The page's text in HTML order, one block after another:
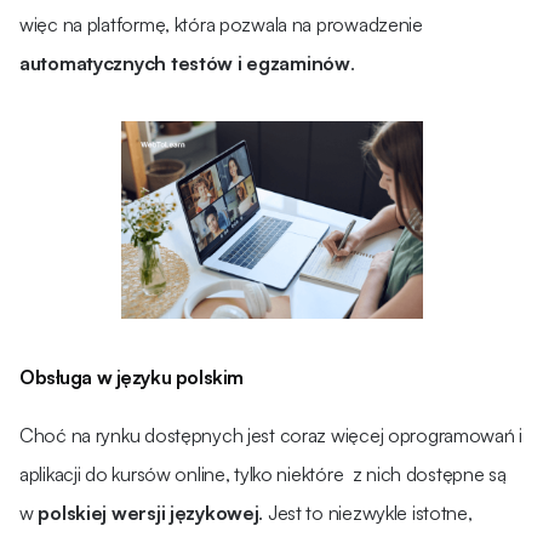
więc na platformę, która pozwala na prowadzenie
automatycznych testów i egzaminów.
Obsługa w języku polskim
Choć na rynku dostępnych jest coraz więcej oprogramowań i
aplikacji do kursów online, tylko niektóre z nich dostępne są
w polskiej wersji językowej. Jest to niezwykle istotne,